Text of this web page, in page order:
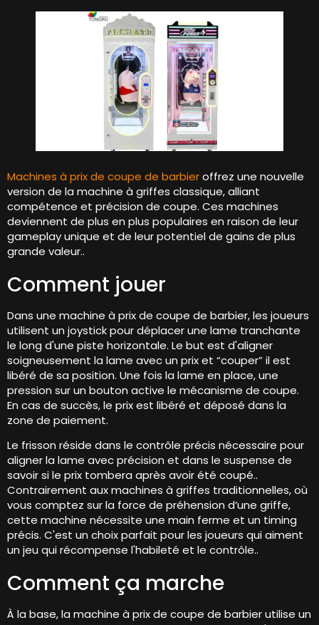
Machines à prix de coupe de barbieroffrez une nouvelle
version de la machine à griffes classique, alliant
compétence et précision de coupe. Ces machines
deviennent de plus en plus populaires en raison de leur
gameplay unique et de leur potentiel de gains de plus
grande valeur..
Comment jouer
Dans une machine à prix de coupe de barbier, les joueurs
utilisent un joystick pour déplacer une lame tranchante
le long d'une piste horizontale. Le but est d'aligner
soigneusement la lame avec un prix et “couper” il est
libéré de sa position. Une fois la lame en place, une
pression sur un bouton active le mécanisme de coupe.
En cas de succès, le prix est libéré et déposé dans la
zone de paiement.
Le frisson réside dans le contrôle précis nécessaire pour
aligner la lame avec précision et dans le suspense de
savoir si le prix tombera après avoir été coupé..
Contrairement aux machines à griffes traditionnelles, où
vous comptez sur la force de préhension d’une griffe,
cette machine nécessite une main ferme et un timing
précis. C'est un choix parfait pour les joueurs qui aiment
un jeu qui récompense l'habileté et le contrôle..
Comment ça marche
À la base, la machine à prix de coupe de barbier utilise un